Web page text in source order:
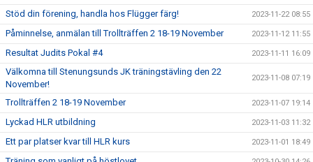
Stöd din förening, handla hos Flügger färg! 2023-11-22 08:55
Påminnelse, anmälan till Trollträffen 2 18-19 November 2023-11-12 11:55
Resultat Judits Pokal #4 2023-11-11 16:09
Välkomna till Stenungsunds JK träningstävling den 22
November!
2023-11-08 07:19
Trollträffen 2 18-19 November 2023-11-07 19:14
Lyckad HLR utbildning 2023-11-03 11:32
Ett par platser kvar till HLR kurs 2023-11-01 18:49